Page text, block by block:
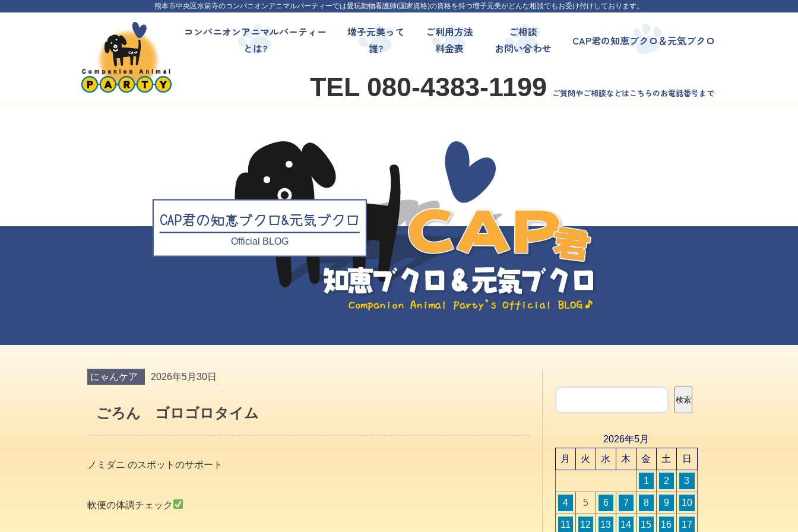
熊本市中央区水前寺のコンパニオンアニマルパーティーでは愛玩動物看護師(国家資格)の資格を持つ増子元美がどんな相談でもお受け付けしております。
コンパニオンアニマルパーティー
とは?
増子元美って
誰?
ご利用方法
料金表
ご相談
お問い合わせ
CAP君の知恵ブクロ＆元気ブクロ
TEL 080-4383-1199 ご質問やご相談などはこちらのお電話番号まで
CAP君の知恵ブクロ&元気ブクロ
Official BLOG
にゃんケア 2026年5月30日
ごろん ゴロゴロタイム
ノミダニ のスポットのサポート
軟便の体調チェック
検索
検索
2026年5月
月
火 水 木 金 土 日
1 2 3
4 5 6 7 8 9 10
11 12 13 14 15 16 17